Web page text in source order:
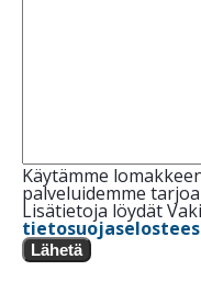
Käytämme
palveluidemme
Lisätietoja löydät
Lähetä